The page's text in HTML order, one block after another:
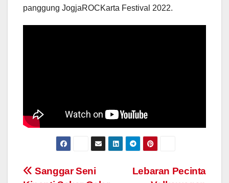
panggung JogjaROCKarta Festival 2022.
Post
Lebaran Pecinta
Sanggar Seni